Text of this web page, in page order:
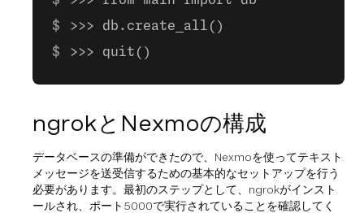
>>> db.create_all()
>>> quit()
ngrokとNexmoの構成
データベースの準備ができたので、Nexmoを使ってテキスト
メッセージを送受信するための基本的なセットアップを行う
必要があります。最初のステップとして、ngrokがインスト
ールされ、ポート5000で実行されていることを確認してく